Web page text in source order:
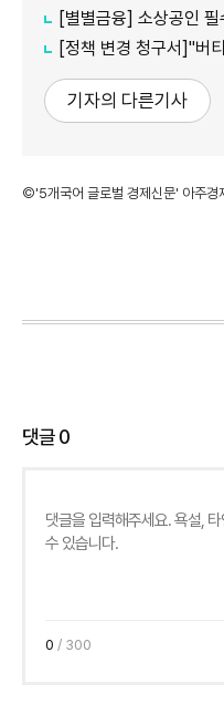
[별별금융] 소상공인 필
[정책 변경 청구서]"버티면 또
기자의 다른기사
©'5개국어 글로벌 경제신문' 아주경
댓글0
0 / 300